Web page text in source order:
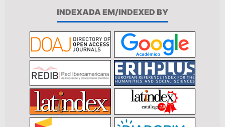
INDEXADA EM/INDEXED BY